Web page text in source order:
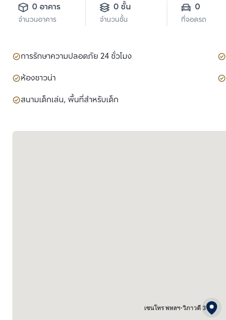
0 อาคาร
จำนวนอาคาร
0 ชั้น
จำนวนชั้น
0
ที่จอดรถ
การรักษาความปลอดภัย 24 ชั่วโมง
ห้องซาวน่า
สนามเด็กเล่น, พื้นที่สำหรับเด็ก
เซนโทร พหลฯ-วิภาวดี 3